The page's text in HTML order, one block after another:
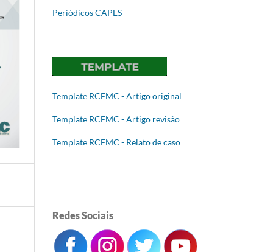
Periódicos CAPES
Template RCFMC - Artigo original
Template RCFMC - Artigo revisão
Template RCFMC - Relato de caso
Redes Sociais